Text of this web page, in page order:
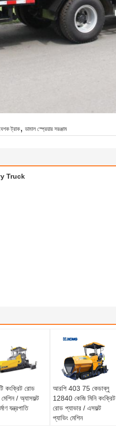
ট্রাক, ডামাল স্প্রেয়ার সরঞ্জাম
Truck
কংক্রিট রোড
/ অ্যাসফল্ট
যন্ত্রপাতি
আরপি 403 75 কেডাব্লু
12840 কেজি মিনি কংক্রিট
রোড প্যাভার / এসফল্ট
প্যাভিং মেশিন